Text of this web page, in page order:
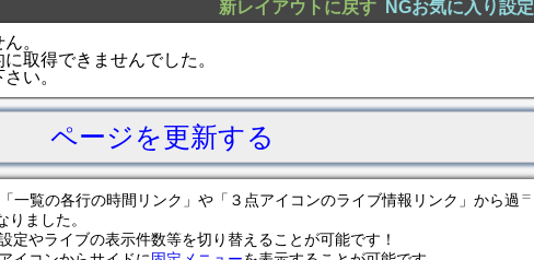
新レイアウトに戻す
NGお気に入り設定
。
取得できませんでした。
い。
ページを更新する
＝
一覧の各行の時間リンク」や「３点アイコンのライブ情報リンク」から過
ました。
定やライブの表示件数等を切り替えることが可能です！